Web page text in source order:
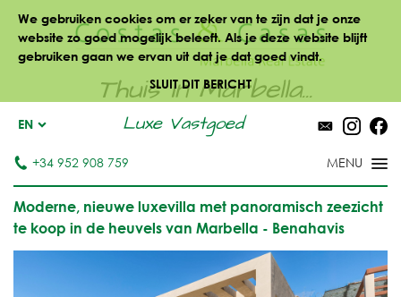
We gebruiken cookies om er zeker van te zijn dat je onze
website zo goed mogelijk beleeft. Als je deze website blijft
gebruiken gaan we ervan uit dat je dat goed vindt.
SLUIT DIT BERICHT
Thuis in Marbella...
Luxe Vastgoed
EN
+34 952 908 759
Moderne, nieuwe luxevilla met panoramisch zeezicht
te koop in de heuvels van Marbella - Benahavis